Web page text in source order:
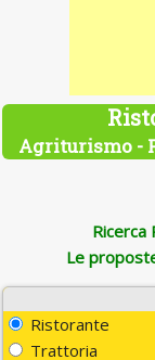
Agriturismo -
Ricerca
Le
Ristorante
Trattoria